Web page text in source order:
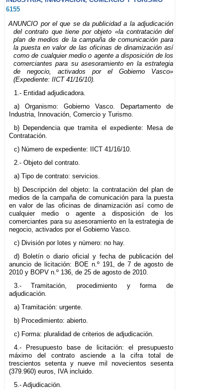
6155
ANUNCIO por el que se da publicidad a la adjudicación
del contrato que tiene por objeto «la contratación del
plan de medios de la campaña de comunicación para
la puesta en valor de las oficinas de dinamización así
como de cualquier medio o agente a disposición de los
comerciantes para su asesoramiento en la estrategia
de negocio, activados por el Gobierno Vasco»
(Expediente: IICT 41/16/10).
1.- Entidad adjudicadora.
a) Organismo: Gobierno Vasco. Departamento de
Industria, Innovación, Comercio y Turismo.
b) Dependencia que tramita el expediente: Mesa de
Contratación.
c) Número de expediente: IICT 41/16/10.
2.- Objeto del contrato.
a) Tipo de contrato: servicios.
b) Descripción del objeto: la contratación del plan de
medios de la campaña de comunicación para la puesta
en valor de las oficinas de dinamización así como de
cualquier medio o agente a disposición de los
comerciantes para su asesoramiento en la estrategia de
negocio, activados por el Gobierno Vasco.
c) División por lotes y número: no hay.
d) Boletín o diario oficial y fecha de publicación del
anuncio de licitación: BOE n.º 191, de 7 de agosto de
2010 y BOPV n.º 136, de 25 de agosto de 2010.
3.- Tramitación, procedimiento y forma de
adjudicación.
a) Tramitación: urgente.
b) Procedimiento: abierto.
c) Forma: pluralidad de criterios de adjudicación.
4.- Presupuesto base de licitación: el presupuesto
máximo del contrato asciende a la cifra total de
trescientos setenta y nueve mil novecientos sesenta
(379.960) euros, IVA incluido.
5.- Adjudicación.